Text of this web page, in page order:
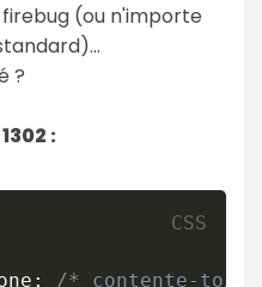
firebug (ou n'importe
?
:
;
/* contente-toi